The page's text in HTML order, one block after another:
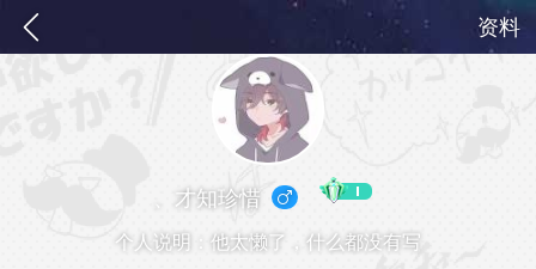
资料
、才知珍惜
个人说明：他太懒了，什么都没有写